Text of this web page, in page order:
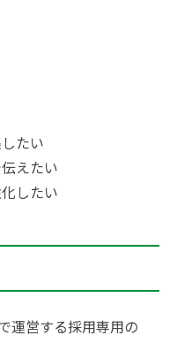
たい
えたい
したい
運営する採用専用の